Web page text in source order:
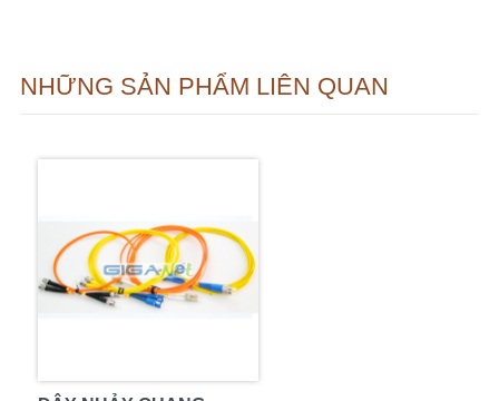
NHỮNG SẢN PHẨM LIÊN QUAN